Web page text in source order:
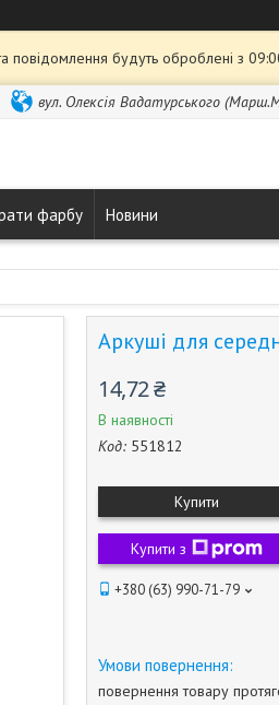
повідомлення будуть оброблені з
вул. Олексія Вадатурського
фарбу Новини
Аркуші для
14,72 ₴
В наявності
Код: 551812
Купити
Купити з
+380 (63) 990-71-79
повернення товару